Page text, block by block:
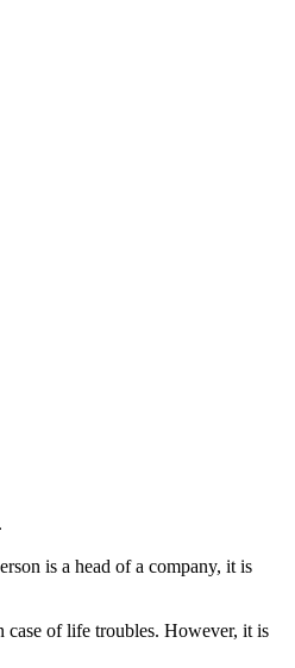
is a head of a company, it is
case of life troubles. However, it is